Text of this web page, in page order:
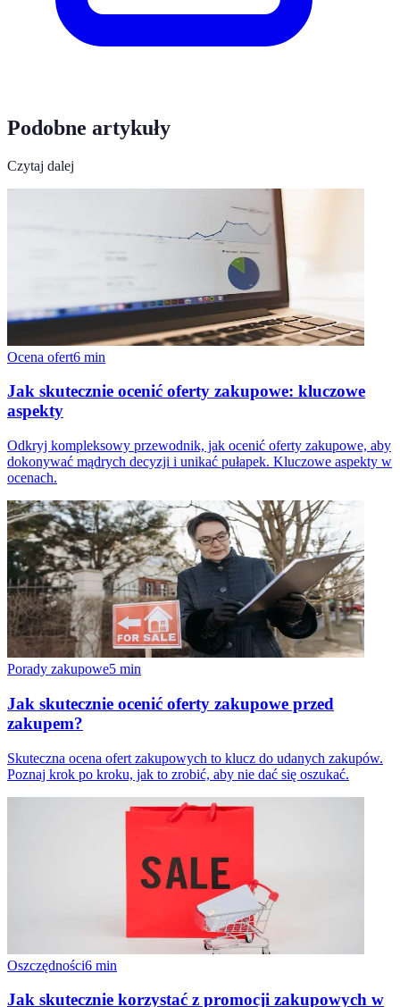
Podobne artykuły
Czytaj dalej
Ocena ofert6 min
Jak skutecznie ocenić oferty zakupowe: kluczowe
aspekty
Odkryj kompleksowy przewodnik, jak ocenić oferty zakupowe, aby
dokonywać mądrych decyzji i unikać pułapek. Kluczowe aspekty w
ocenach.
Porady zakupowe5 min
Jak skutecznie ocenić oferty zakupowe przed
zakupem?
Skuteczna ocena ofert zakupowych to klucz do udanych zakupów.
Poznaj krok po kroku, jak to zrobić, aby nie dać się oszukać.
Oszczędności6 min
Jak skutecznie korzystać z promocji zakupowych w